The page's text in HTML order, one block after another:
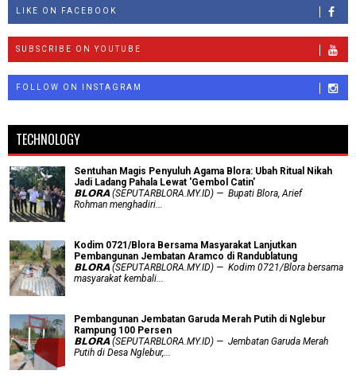
LIKE ON FACEBOOK
SUBSCRIBE ON YOUTUBE
FOLLOW ON INSTAGRAM
TECHNOLOGY
Sentuhan Magis Penyuluh Agama Blora: Ubah Ritual Nikah
Jadi Ladang Pahala Lewat 'Gembol Catin'
𝗕𝗟𝗢𝗥𝗔 (SEPUTARBLORA.MY.ID) — Bupati Blora, Arief
Rohman menghadiri...
Kodim 0721/Blora Bersama Masyarakat Lanjutkan
Pembangunan Jembatan Aramco di Randublatung
𝗕𝗟𝗢𝗥𝗔 (SEPUTARBLORA.MY.ID) — Kodim 0721/Blora bersama
masyarakat kembali...
Pembangunan Jembatan Garuda Merah Putih di Nglebur
Rampung 100 Persen
𝗕𝗟𝗢𝗥𝗔 (SEPUTARBLORA.MY.ID) — Jembatan Garuda Merah
Putih di Desa Nglebur,...